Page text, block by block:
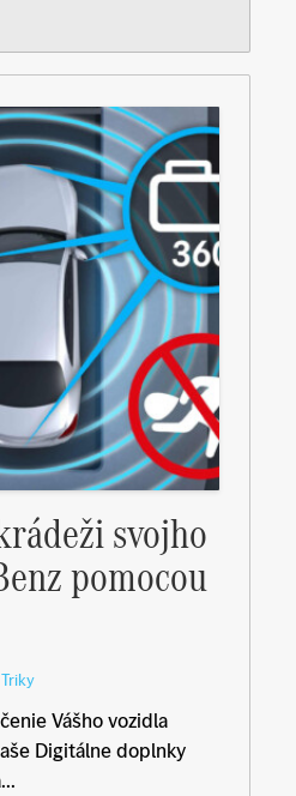
svojho
pomocou
Vášho vozidla
Digitálne doplnky